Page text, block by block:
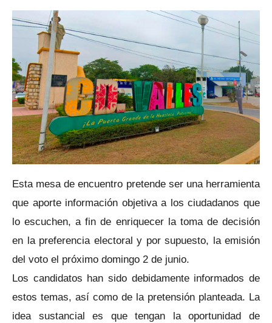
Esta mesa de encuentro pretende ser una herramienta
que aporte información objetiva a los ciudadanos que
lo escuchen, a fin de enriquecer la toma de decisión
en la preferencia electoral y por supuesto, la emisión
del voto el próximo domingo 2 de junio.
Los candidatos han sido debidamente informados de
estos temas, así como de la pretensión planteada. La
idea sustancial es que tengan la oportunidad de